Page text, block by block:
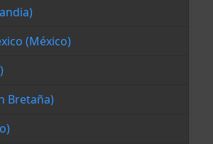
(México)
Bretaña)